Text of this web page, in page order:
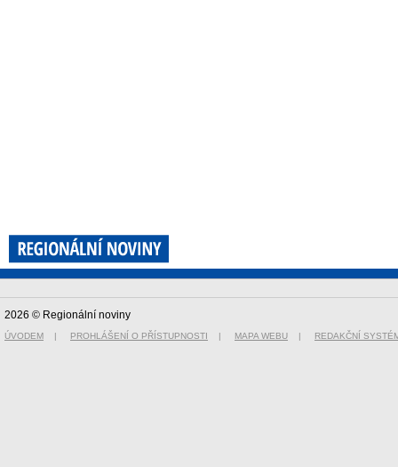
2026 © Regionální noviny
ÚVODEM | PROHLÁŠENÍ O PŘÍSTUPNOSTI | MAPA WEBU | REDAKČNÍ